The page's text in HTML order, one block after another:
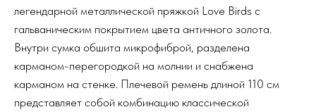
легендарной металлической пряжкой Love Birds с
гальваническим покрытием цвета античного золота.
Внутри сумка обшита микрофиброй, разделена
карманом-перегородкой на молнии и снабжена
карманом на стенке. Плечевой ремень длиной 110 см
представляет собой комбинацию классической